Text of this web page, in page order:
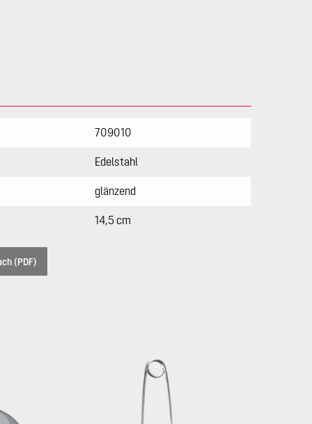
709010
Edelstahl
glänzend
14,5 cm
(PDF)